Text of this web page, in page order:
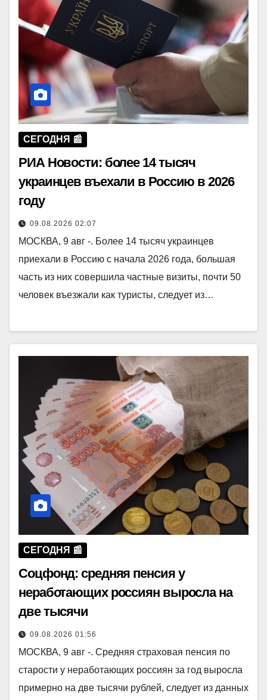
СЕГОДНЯ 📰
РИА Новости: более 14 тысяч
украинцев въехали в Россию в 2026
году
09.08.2026 02:07
МОСКВА, 9 авг -. Более 14 тысяч украинцев
приехали в Россию с начала 2026 года, большая
часть из них совершила частные визиты, почти 50
человек въезжали как туристы, следует из…
СЕГОДНЯ 📰
Соцфонд: средняя пенсия у
неработающих россиян выросла на
две тысячи
09.08.2026 01:56
МОСКВА, 9 авг -. Средняя страховая пенсия по
старости у неработающих россиян за год выросла
примерно на две тысячи рублей, следует из данных